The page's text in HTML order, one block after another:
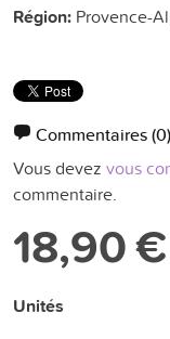
Région: Provence-
Commentaires(0)
Vous devez vous
commentaire.
18,90 €
Unités